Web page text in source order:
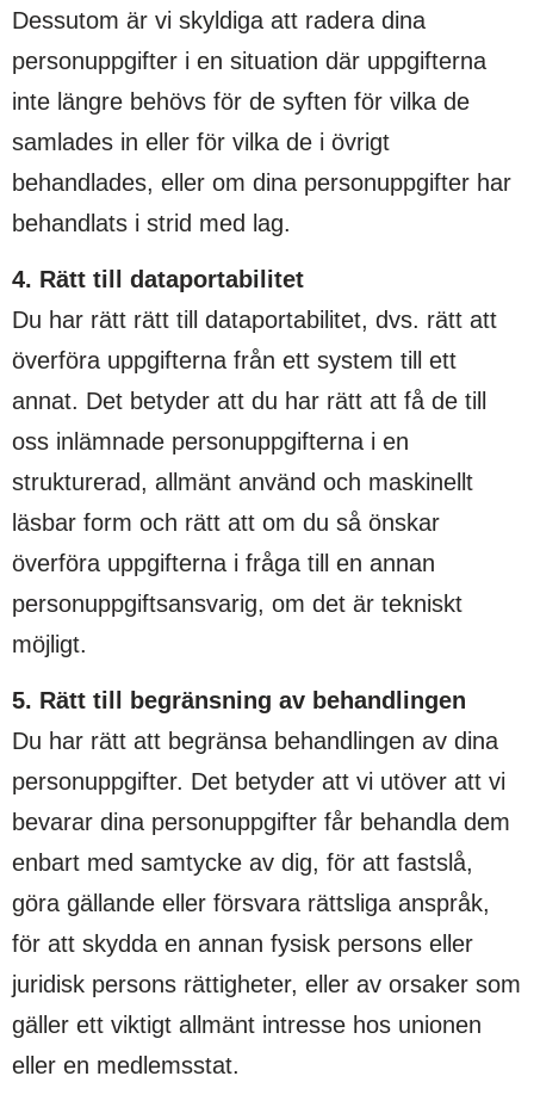
Dessutom är vi skyldiga att radera dina
personuppgifter i en situation där uppgifterna
inte längre behövs för de syften för vilka de
samlades in eller för vilka de i övrigt
behandlades, eller om dina personuppgifter har
behandlats i strid med lag.
4. Rätt till dataportabilitet
Du har rätt rätt till dataportabilitet, dvs. rätt att
överföra uppgifterna från ett system till ett
annat. Det betyder att du har rätt att få de till
oss inlämnade personuppgifterna i en
strukturerad, allmänt använd och maskinellt
läsbar form och rätt att om du så önskar
överföra uppgifterna i fråga till en annan
personuppgiftsansvarig, om det är tekniskt
möjligt.
5. Rätt till begränsning av behandlingen
Du har rätt att begränsa behandlingen av dina
personuppgifter. Det betyder att vi utöver att vi
bevarar dina personuppgifter får behandla dem
enbart med samtycke av dig, för att fastslå,
göra gällande eller försvara rättsliga anspråk,
för att skydda en annan fysisk persons eller
juridisk persons rättigheter, eller av orsaker som
gäller ett viktigt allmänt intresse hos unionen
eller en medlemsstat.